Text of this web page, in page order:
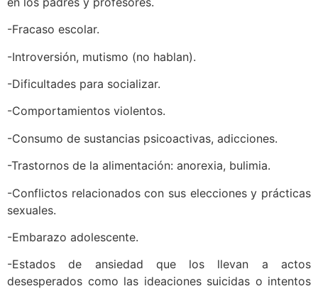
-Fracaso escolar.
-Introversión, mutismo (no hablan).
-Dificultades para socializar.
-Comportamientos violentos.
-Consumo de sustancias psicoactivas, adicciones.
-Trastornos de la alimentación: anorexia, bulimia.
-Conflictos relacionados con sus elecciones y prácticas
sexuales.
-Embarazo adolescente.
-Estados de ansiedad que los llevan a actos
desesperados como las ideaciones suicidas o intentos